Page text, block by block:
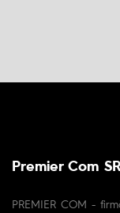
Premier Com
PREMIER COM -